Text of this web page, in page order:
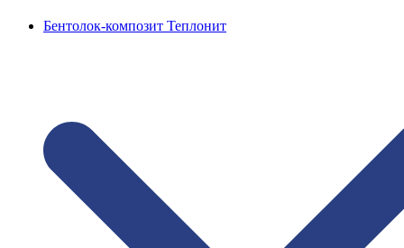
Бентолок-композит Теплонит